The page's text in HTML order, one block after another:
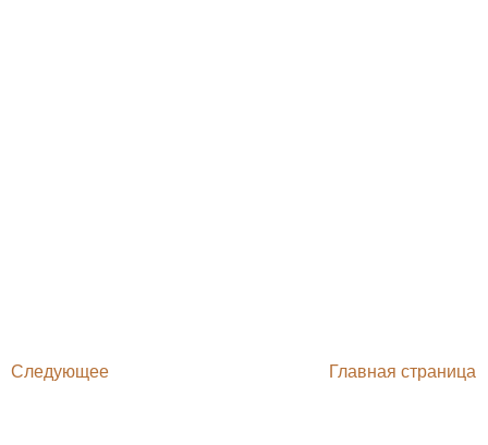
Следующее Главная страница